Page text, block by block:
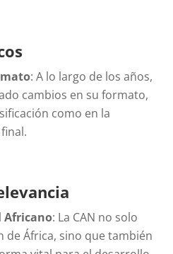
: A lo largo de los años,
cambios en su formato,
como en la
Africano: La CAN no solo
de África, sino que también